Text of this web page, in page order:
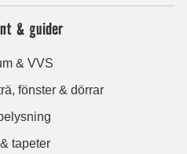
& guider
& VVS
fönster & dörrar
tapeter